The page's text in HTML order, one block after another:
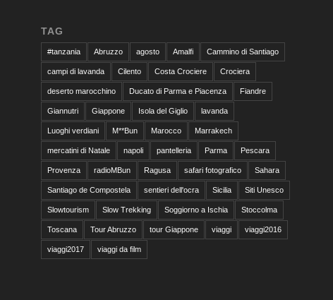
TAG
#tanzania Abruzzo agosto Amalfi Cammino di Santiago
campi di lavanda Cilento Costa Crociere Crociera
deserto marocchino Ducato di Parma e Piacenza Fiandre
Giannutri Giappone Isola del Giglio lavanda
Luoghi verdiani M**Bun Marocco Marrakech
mercatini di Natale napoli pantelleria Parma Pescara
Provenza radioMBun Ragusa safari fotografico Sahara
Santiago de Compostela sentieri dell'ocra Sicilia Siti Unesco
Slowtourism Slow Trekking Soggiorno a Ischia Stoccolma
Toscana Tour Abruzzo tour Giappone viaggi viaggi2016
viaggi2017 viaggi da film